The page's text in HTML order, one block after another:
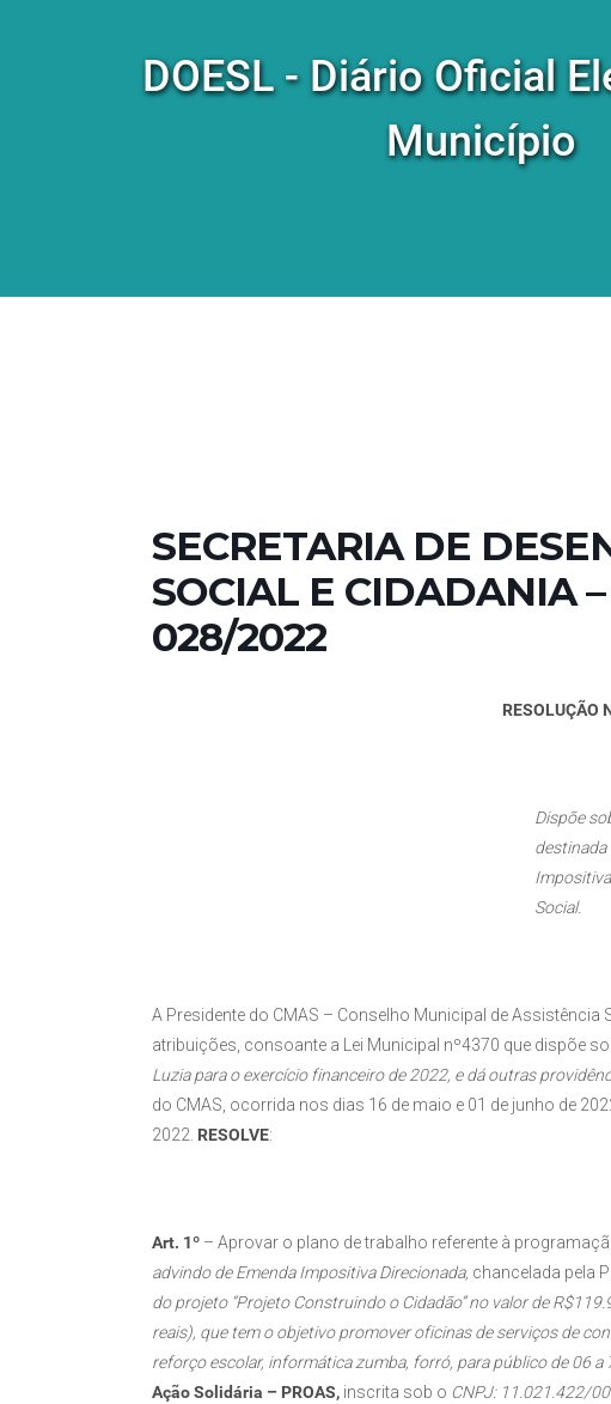
DOESL - Diário Oficial
Município
SECRETARIA DE
SOCIAL E CIDADANIA
028/2022
RESOLUÇÃO
Dispõe
destinada
Social.
A Presidente do CMAS – Conselho Municipal de
atribuições, consoante a Lei Municipal nº4370 que dispõe
Luzia para o exercício financeiro de 2022, e dá outras
do CMAS, ocorrida nos dias 16 de maio e 01 de junho de
2022. RESOLVE:
Art. 1º – Aprovar o plano de trabalho referente à
advindo de Emenda Impositiva Direcionada, chancelada pela
do projeto “Projeto Construindo o Cidadão” no valor de
reais), que tem o objetivo promover oficinas de serviços de
reforço escolar, informática zumba, forró, para público de 06 a
Ação Solidária – PROAS, inscrita sob o CNPJ: 11.021.422/